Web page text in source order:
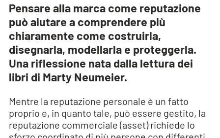
Pensare alla marca come reputazione
può aiutare a comprendere più
chiaramente come costruirla,
disegnarla, modellarla e proteggerla.
Una riflessione nata dalla lettura dei
libri di Marty Neumeier.
Mentre la reputazione personale è un fatto
proprio e, in quanto tale, può essere gestito, la
reputazione commerciale (asset) richiede lo